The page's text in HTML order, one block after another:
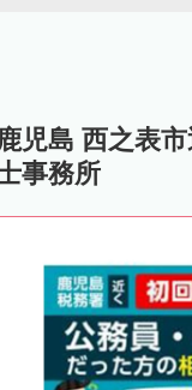
児島 西之表
事務所